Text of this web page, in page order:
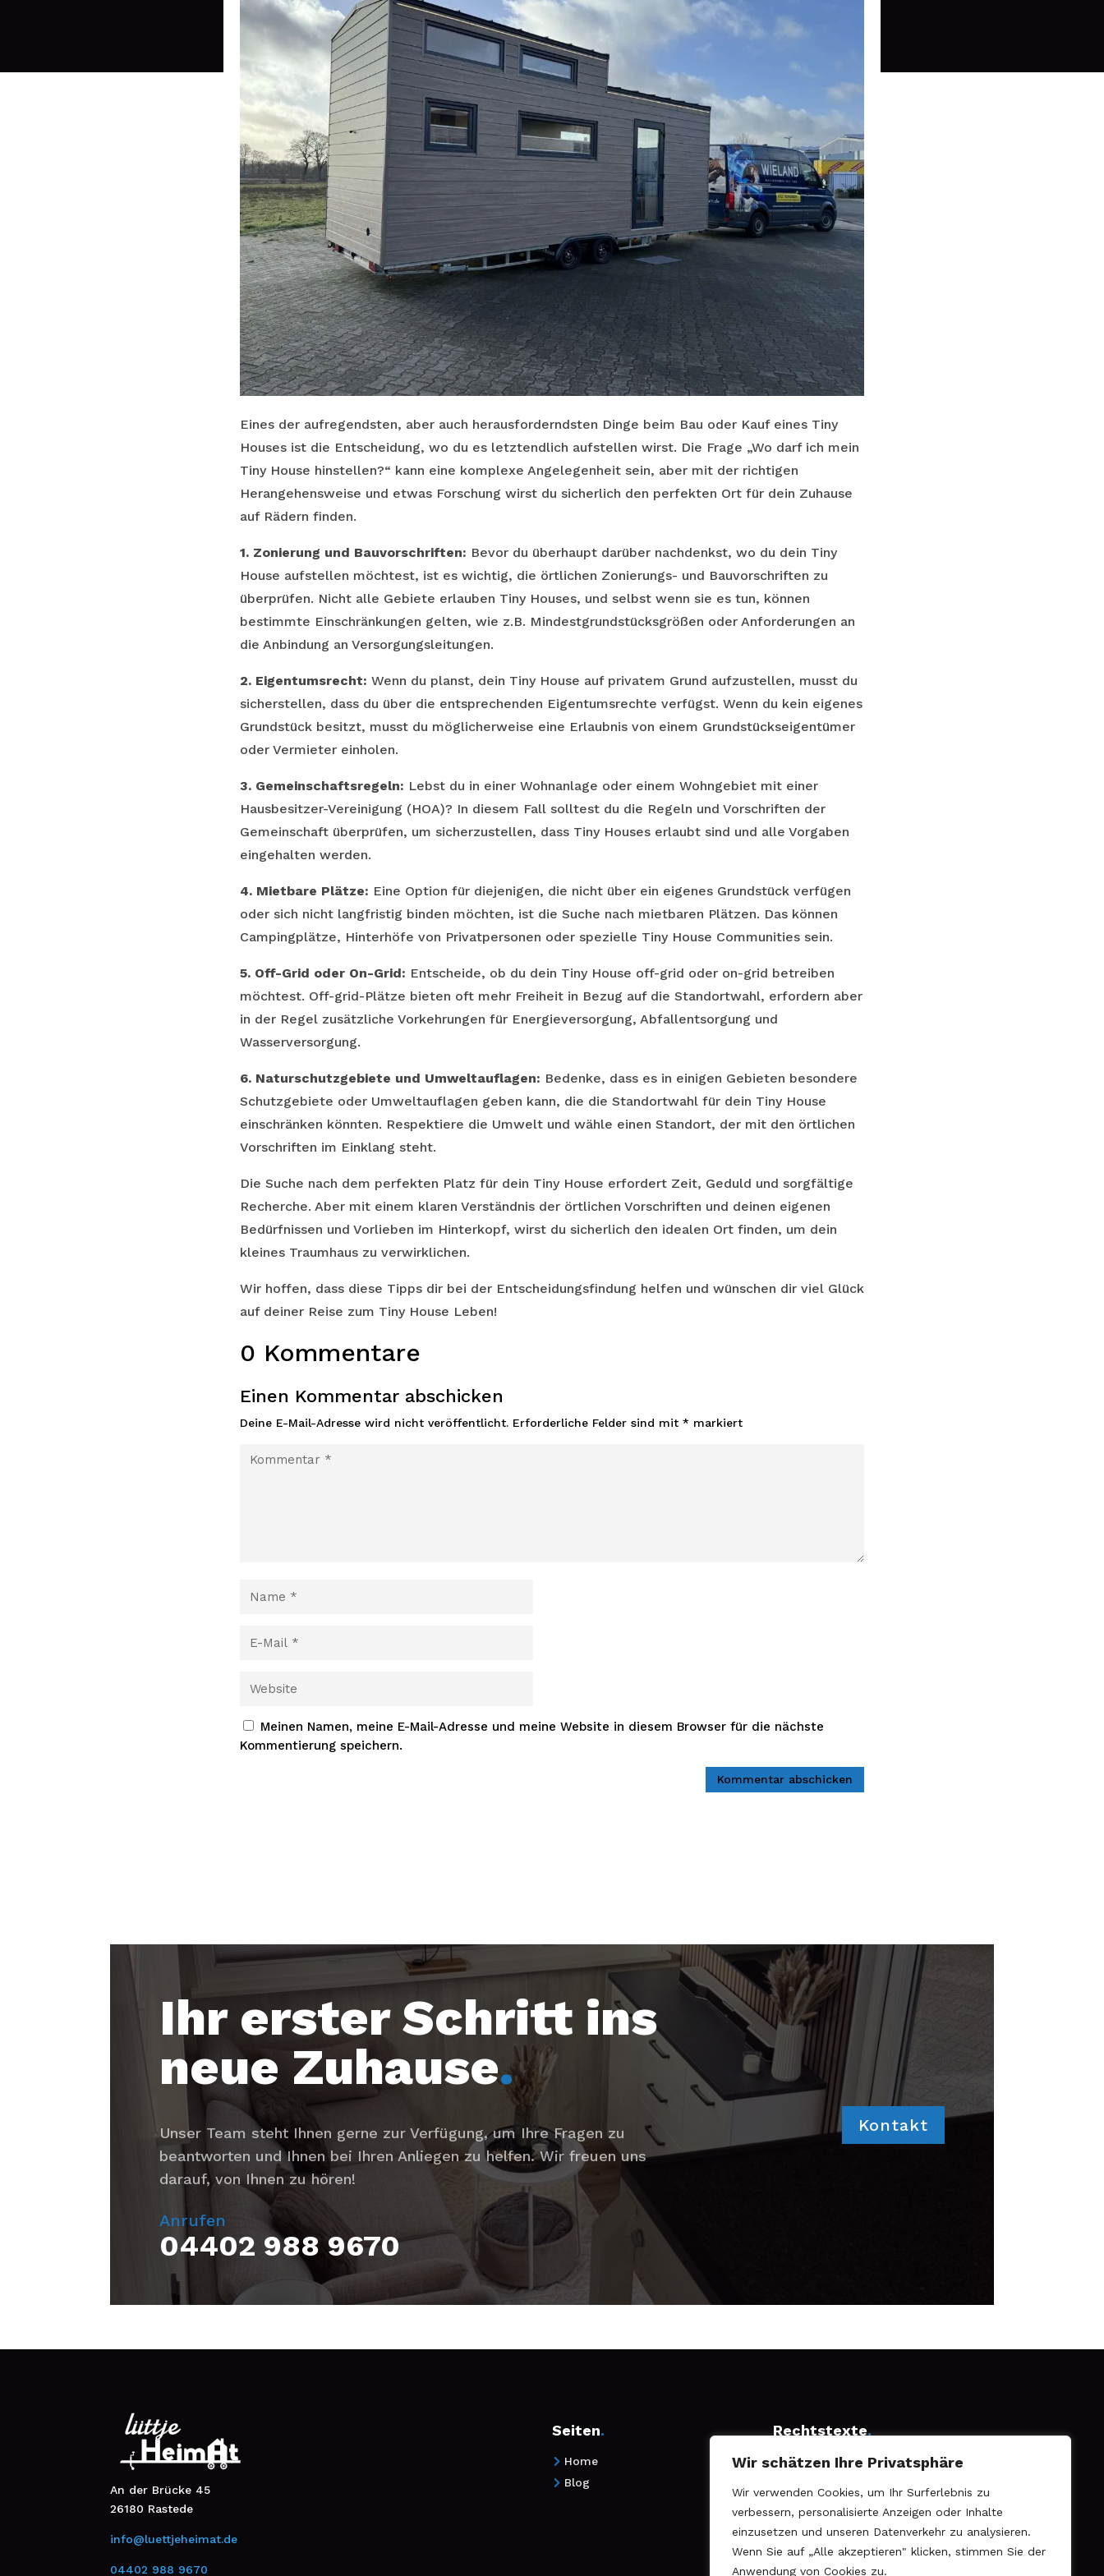
Wir schätzen Ihre Privatsphäre
Wir verwenden Cookies, um Ihr Surferlebnis zu
verbessern, personalisierte Anzeigen oder Inhalte
einzusetzen und unseren Datenverkehr zu analysieren.
Wenn Sie auf „Alle akzeptieren" klicken, stimmen Sie der
Anwendung von Cookies zu.
Eines der aufregendsten, aber auch herausforderndsten Dinge beim Bau oder Kauf eines Tiny
Houses ist die Entscheidung, wo du es letztendlich aufstellen wirst. Die Frage „Wo darf ich mein
Tiny House hinstellen?“ kann eine komplexe Angelegenheit sein, aber mit der richtigen
Herangehensweise und etwas Forschung wirst du sicherlich den perfekten Ort für dein Zuhause
auf Rädern finden.
1. Zonierung und Bauvorschriften: Bevor du überhaupt darüber nachdenkst, wo du dein Tiny
House aufstellen möchtest, ist es wichtig, die örtlichen Zonierungs- und Bauvorschriften zu
überprüfen. Nicht alle Gebiete erlauben Tiny Houses, und selbst wenn sie es tun, können
bestimmte Einschränkungen gelten, wie z.B. Mindestgrundstücksgrößen oder Anforderungen an
die Anbindung an Versorgungsleitungen.
2. Eigentumsrecht: Wenn du planst, dein Tiny House auf privatem Grund aufzustellen, musst du
sicherstellen, dass du über die entsprechenden Eigentumsrechte verfügst. Wenn du kein eigenes
Grundstück besitzt, musst du möglicherweise eine Erlaubnis von einem Grundstückseigentümer
oder Vermieter einholen.
3. Gemeinschaftsregeln: Lebst du in einer Wohnanlage oder einem Wohngebiet mit einer
Hausbesitzer-Vereinigung (HOA)? In diesem Fall solltest du die Regeln und Vorschriften der
Gemeinschaft überprüfen, um sicherzustellen, dass Tiny Houses erlaubt sind und alle Vorgaben
eingehalten werden.
4. Mietbare Plätze: Eine Option für diejenigen, die nicht über ein eigenes Grundstück verfügen
oder sich nicht langfristig binden möchten, ist die Suche nach mietbaren Plätzen. Das können
Campingplätze, Hinterhöfe von Privatpersonen oder spezielle Tiny House Communities sein.
5. Off-Grid oder On-Grid: Entscheide, ob du dein Tiny House off-grid oder on-grid betreiben
möchtest. Off-grid-Plätze bieten oft mehr Freiheit in Bezug auf die Standortwahl, erfordern aber
in der Regel zusätzliche Vorkehrungen für Energieversorgung, Abfallentsorgung und
Wasserversorgung.
6. Naturschutzgebiete und Umweltauflagen: Bedenke, dass es in einigen Gebieten besondere
Schutzgebiete oder Umweltauflagen geben kann, die die Standortwahl für dein Tiny House
einschränken könnten. Respektiere die Umwelt und wähle einen Standort, der mit den örtlichen
Vorschriften im Einklang steht.
Die Suche nach dem perfekten Platz für dein Tiny House erfordert Zeit, Geduld und sorgfältige
Recherche. Aber mit einem klaren Verständnis der örtlichen Vorschriften und deinen eigenen
Bedürfnissen und Vorlieben im Hinterkopf, wirst du sicherlich den idealen Ort finden, um dein
kleines Traumhaus zu verwirklichen.
Wir hoffen, dass diese Tipps dir bei der Entscheidungsfindung helfen und wünschen dir viel Glück
auf deiner Reise zum Tiny House Leben!
0 Kommentare
Einen Kommentar abschicken
Deine E-Mail-Adresse wird nicht veröffentlicht. Erforderliche Felder sind mit * markiert
Meinen Namen, meine E-Mail-Adresse und meine Website in diesem Browser für die nächste
Kommentierung speichern.
Kommentar abschicken
Ihr erster Schritt ins
neue Zuhause.
Unser Team steht Ihnen gerne zur Verfügung, um Ihre Fragen zu
beantworten und Ihnen bei Ihren Anliegen zu helfen. Wir freuen uns
darauf, von Ihnen zu hören!
Anrufen
04402 988 9670
Kontakt
An der Brücke 45
26180 Rastede
info@luettjeheimat.de
04402 988 9670
Seiten.
 Home
 Blog
Rechtstexte.
 Impressum